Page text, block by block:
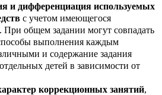
и дифференциация используемых
с учетом имеющегося
При общем задании могут совпадать
выполнения каждым
и содержание задания
детей в зависимости от
коррекционных занятий,